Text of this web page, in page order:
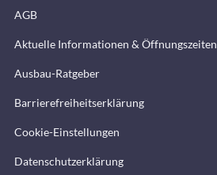
AGB
Aktuelle Informationen & Öffnungszeiten
Ausbau-Ratgeber
Barrierefreiheitserklärung
Cookie-Einstellungen
Datenschutzerklärung